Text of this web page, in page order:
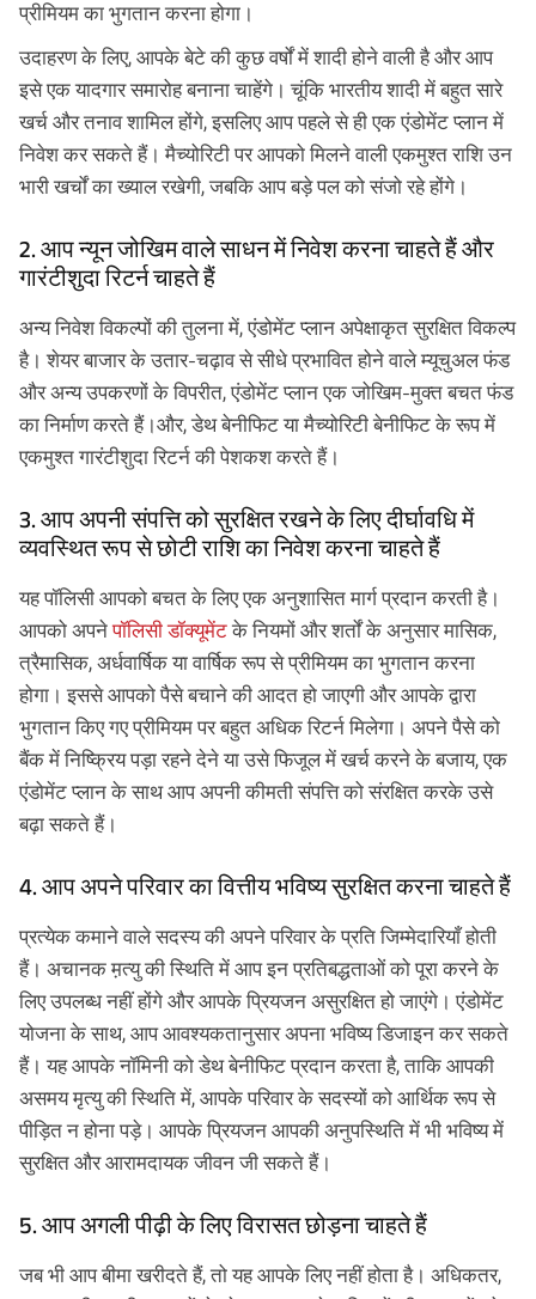
प्रीमियम का भुगतान करना होगा।
उदाहरण के लिए, आपके बेटे की कुछ वर्षों में शादी होने वाली है और आप
इसे एक यादगार समारोह बनाना चाहेंगे। चूंकि भारतीय शादी में बहुत सारे
खर्च और तनाव शामिल होंगे, इसलिए आप पहले से ही एक एंडोमेंट प्लान में
निवेश कर सकते हैं। मैच्योरिटी पर आपको मिलने वाली एकमुश्त राशि उन
भारी खर्चों का ख्याल रखेगी, जबकि आप बड़े पल को संजो रहे होंगे।
2. आप न्यून जोखिम वाले साधन में निवेश करना चाहते हैं और
गारंटीशुदा रिटर्न चाहते हैं
अन्य निवेश विकल्पों की तुलना में, एंडोमेंट प्लान अपेक्षाकृत सुरक्षित विकल्प
है। शेयर बाजार के उतार-चढ़ाव से सीधे प्रभावित होने वाले म्यूचुअल फंड
और अन्य उपकरणों के विपरीत, एंडोमेंट प्लान एक जोखिम-मुक्त बचत फंड
का निर्माण करते हैं।और, डेथ बेनीफिट या मैच्योरिटी बेनीफिट के रूप में
एकमुश्त गारंटीशुदा रिटर्न की पेशकश करते हैं।
3. आप अपनी संपत्ति को सुरक्षित रखने के लिए दीर्घावधि में
व्यवस्थित रूप से छोटी राशि का निवेश करना चाहते हैं
यह पॉलिसी आपको बचत के लिए एक अनुशासित मार्ग प्रदान करती है।
आपको अपनेपॉलिसी डॉक्यूमेंटके नियमों और शर्तों के अनुसार मासिक,
त्रैमासिक, अर्धवार्षिक या वार्षिक रूप से प्रीमियम का भुगतान करना
होगा। इससे आपको पैसे बचाने की आदत हो जाएगी और आपके द्वारा
भुगतान किए गए प्रीमियम पर बहुत अधिक रिटर्न मिलेगा। अपने पैसे को
बैंक में निष्क्रिय पड़ा रहने देने या उसे फिजूल में खर्च करने के बजाय, एक
एंडोमेंट प्लान के साथ आप अपनी कीमती संपत्ति को संरक्षित करके उसे
बढ़ा सकते हैं।
4. आप अपने परिवार का वित्तीय भविष्य सुरक्षित करना चाहते हैं
प्रत्येक कमाने वाले सदस्य की अपने परिवार के प्रति जिम्मेदारियाँ होती
हैं। अचानक म़त्यु की स्थिति में आप इन प्रतिबद्धताओं को पूरा करने के
लिए उपलब्ध नहीं होंगे और आपके प्रियजन असुरक्षित हो जाएंगे। एंडोमेंट
योजना के साथ, आप आवश्यकतानुसार अपना भविष्य डिजाइन कर सकते
हैं। यह आपके नॉमिनी को डेथ बेनीफिट प्रदान करता है, ताकि आपकी
असमय मृत्यु की स्थिति में, आपके परिवार के सदस्यों को आर्थिक रूप से
पीड़ित न होना पड़े। आपके प्रियजन आपकी अनुपस्थिति में भी भविष्य में
सुरक्षित और आरामदायक जीवन जी सकते हैं।
5. आप अगली पीढ़ी के लिए विरासत छोड़ना चाहते हैं
जब भी आप बीमा खरीदते हैं, तो यह आपके लिए नहीं होता है। अधिकतर,